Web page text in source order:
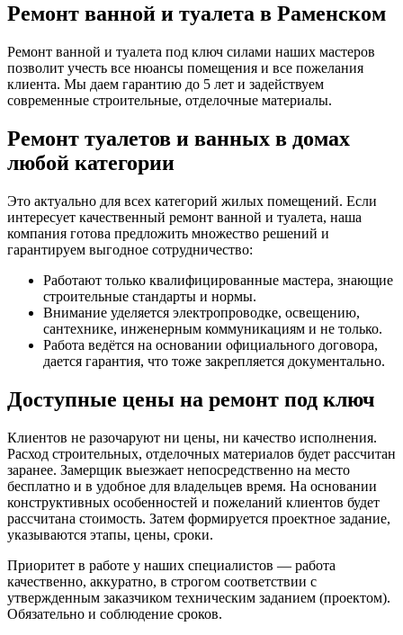
Ремонт ванной и туалета в Раменском
Ремонт ванной и туалета под ключ силами наших мастеров
позволит учесть все нюансы помещения и все пожелания
клиента. Мы даем гарантию до 5 лет и задействуем
современные строительные, отделочные материалы.
Ремонт туалетов и ванных в домах
любой категории
Это актуально для всех категорий жилых помещений. Если
интересует качественный ремонт ванной и туалета, наша
компания готова предложить множество решений и
гарантируем выгодное сотрудничество:
Работают только квалифицированные мастера, знающие
строительные стандарты и нормы.
Внимание уделяется электропроводке, освещению,
сантехнике, инженерным коммуникациям и не только.
Работа ведётся на основании официального договора,
дается гарантия, что тоже закрепляется документально.
Доступные цены на ремонт под ключ
Клиентов не разочаруют ни цены, ни качество исполнения.
Расход строительных, отделочных материалов будет рассчитан
заранее. Замерщик выезжает непосредственно на место
бесплатно и в удобное для владельцев время. На основании
конструктивных особенностей и пожеланий клиентов будет
рассчитана стоимость. Затем формируется проектное задание,
указываются этапы, цены, сроки.
Приоритет в работе у наших специалистов — работа
качественно, аккуратно, в строгом соответствии с
утвержденным заказчиком техническим заданием (проектом).
Обязательно и соблюдение сроков.